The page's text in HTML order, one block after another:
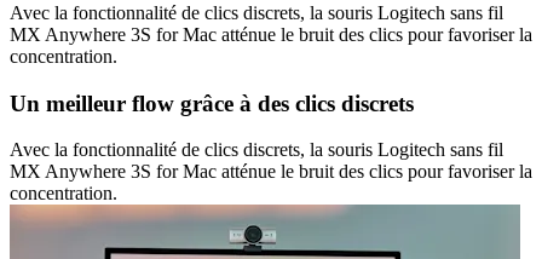
Avec la fonctionnalité de clics discrets, la souris Logitech sans fil
MX Anywhere 3S for Mac atténue le bruit des clics pour favoriser la
concentration.
Un meilleur flow grâce à des clics discrets
Avec la fonctionnalité de clics discrets, la souris Logitech sans fil
MX Anywhere 3S for Mac atténue le bruit des clics pour favoriser la
concentration.